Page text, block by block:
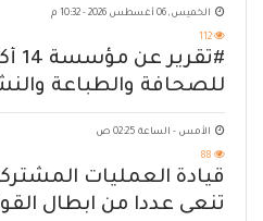
الخميس, 06 أغسطس 2026 - 10:32 م
112
للصحافة والطباعة
الأمس - الساعة 02:25 ص
88
قيادة العمليات
تنعى عددا من ابطال